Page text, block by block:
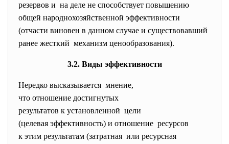
резервов и на деле не способствует повышению
общей народнохозяйственной эффективности
(отчасти виновен в данном случае и существовавший
ранее жесткий механизм ценообразования).
3.2. Виды эффективности
Нередко высказывается мнение,
что отношение достигнутых
результатов к установленной цели
(целевая эффективность) и отношение ресурсов
к этим результатам (затратная или ресурсная